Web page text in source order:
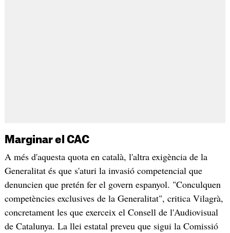
Marginar el CAC
A més d'aquesta quota en català, l'altra exigència de la
Generalitat és que s'aturi la invasió competencial que
denuncien que pretén fer el govern espanyol. "Conculquen
competències exclusives de la Generalitat", critica Vilagrà,
concretament les que exerceix el Consell de l'Audiovisual
de Catalunya. La llei estatal preveu que sigui la Comissió